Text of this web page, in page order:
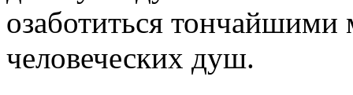
озаботиться
человеческих душ.